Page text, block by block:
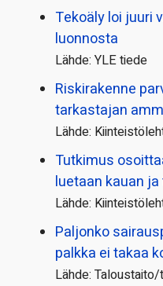
Tekoäly loi juuri
luonnosta
Lähde: YLE tiede
Riskirakenne
tarkastajan
Lähde:
Tutkimus
luetaan kauan
Lähde:
Paljonko
palkka ei takaa
Lähde: